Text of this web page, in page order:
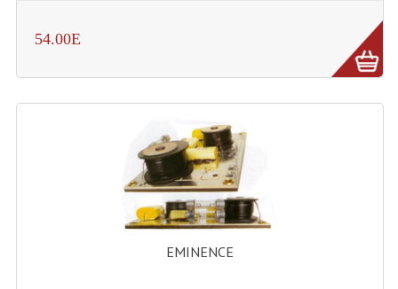
Platines Disque Vinyles
Lecteurs Cd À Plats Lecteur MP3
Lecteurs Double Cd Mixage Intégrée
Lecteurs Double Cd MP3
54.00E
EMINENCE